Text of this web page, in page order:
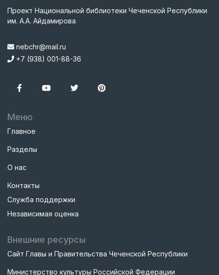
Проект Национальной библиотеки Чеченской Республики
им. А.А. Айдамирова
nebchr@mail.ru
+7 (938) 001-88-36
Меню
Главное
Разделы
О нас
Контакты
Служба поддержки
Независимая оценка
Внешние ресурсы
Сайт Главы и Правительства Чеченской Республики
Министерство культуры Российской Федерации